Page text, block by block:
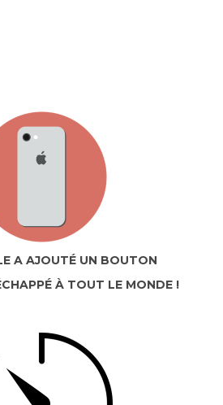
A AJOUTÉ UN BOUTON
À TOUT LE MONDE !